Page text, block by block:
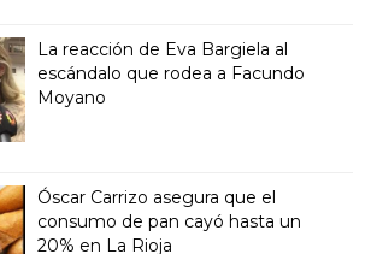
La reacción de Eva Bargiela al
escándalo que rodea a Facundo
Moyano
Óscar Carrizo asegura que el
consumo de pan cayó hasta un
20% en La Rioja